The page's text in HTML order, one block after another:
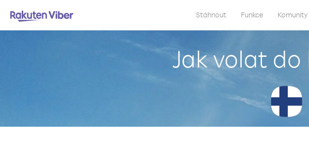
Stáhnout Funkce Komunity
Jak volat do